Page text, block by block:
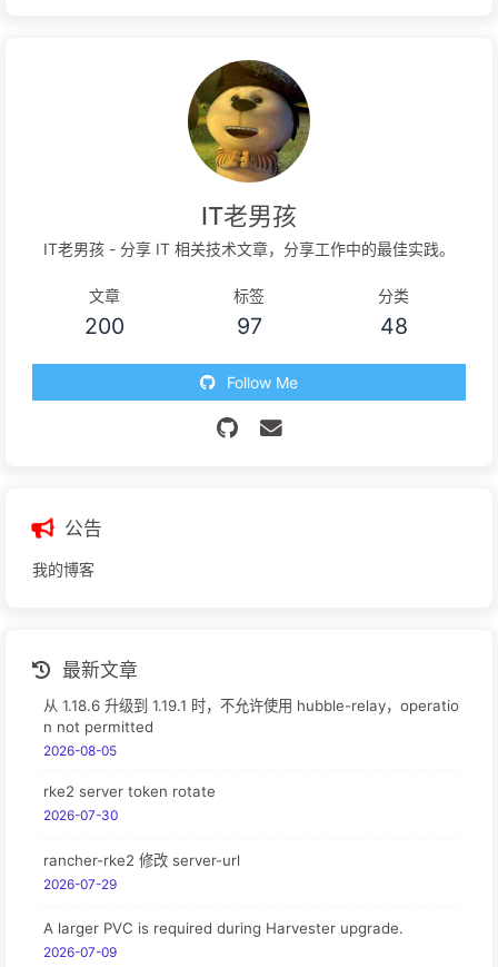
IT老男孩
IT老男孩 - 分享 IT 相关技术文章，分享工作中的最佳实践。
文章
200
标签
97
分类
48
Follow Me
公告
我的博客
最新文章
从 1.18.6 升级到 1.19.1 时，不允许使用 hubble-relay，operatio
n not permitted
2026-08-05
rke2 server token rotate
2026-07-30
rancher-rke2 修改 server-url
2026-07-29
A larger PVC is required during Harvester upgrade.
2026-07-09